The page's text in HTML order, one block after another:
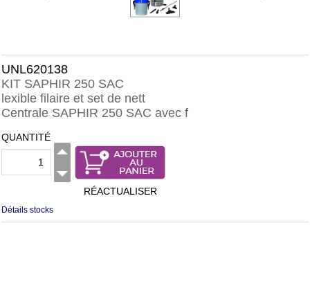
UNL620138
KIT SAPHIR 250 SAC
lexible filaire et set de nett
Centrale SAPHIR 250 SAC avec f
QUANTITÉ
RÉACTUALISER
Détails stocks